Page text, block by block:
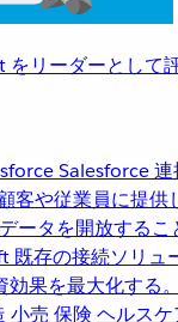
をリーダーとして
Salesforce
客や従業員に提供
ータを開放する
既存の接続ソリュ
果を最大化する。
小売 保険 ヘルスケ